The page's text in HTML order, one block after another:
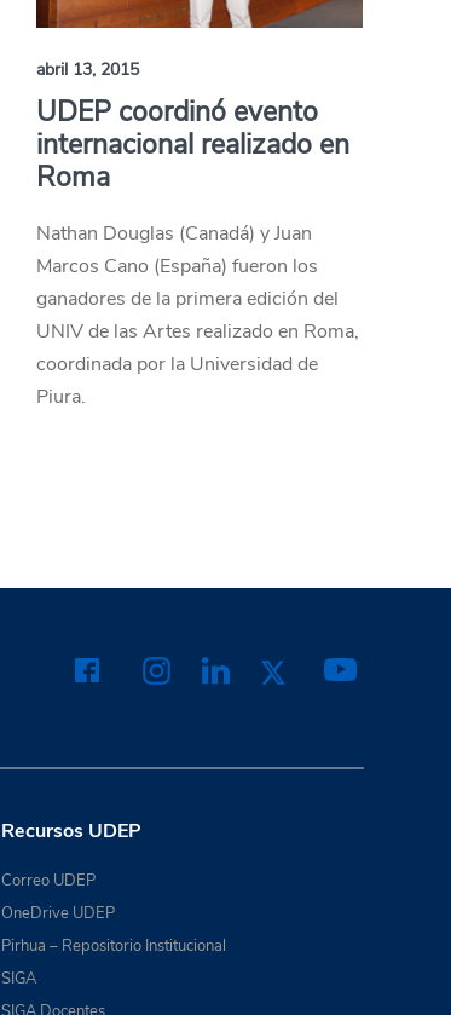
abril 13, 2015
UDEP coordinó evento
internacional realizado en
Roma
Nathan Douglas (Canadá) y Juan
Marcos Cano (España) fueron los
ganadores de la primera edición del
UNIV de las Artes realizado en Roma,
coordinada por la Universidad de
Piura.
Recursos UDEP
Correo UDEP
OneDrive UDEP
Pirhua – Repositorio Institucional
SIGA